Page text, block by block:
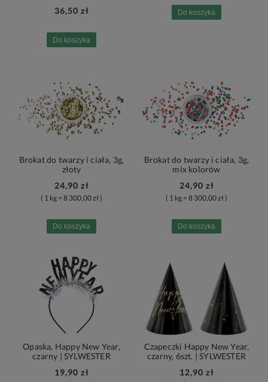
36,50 zł
Do koszyka
Do koszyka
Brokat do twarzy i ciała, 3g,
złoty
24,90 zł
( 1 kg = 8 300,00 zł )
Do koszyka
Brokat do twarzy i ciała, 3g,
mix kolorów
24,90 zł
( 1 kg = 8 300,00 zł )
Do koszyka
Opaska, Happy New Year,
czarny | SYLWESTER
19,90 zł
Czapeczki Happy New Year,
czarny, 6szt. | SYLWESTER
12,90 zł